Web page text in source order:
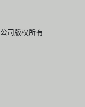
司版权所有